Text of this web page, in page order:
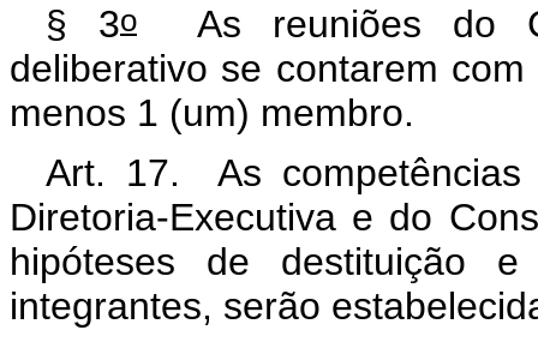
§ 3o As reuniões do
deliberativo se contarem
menos 1 (um) membro.
Art. 17. As competências
Diretoria-Executiva e do
hipóteses de destituição
integrantes, serão